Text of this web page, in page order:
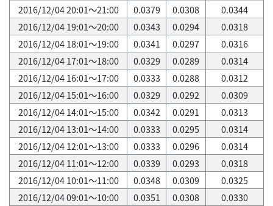
2016/12/04 20:01～21:00
0.0379 0.0308
0.0344
2016/12/04 19:01～20:00
0.0343 0.0294
0.0318
2016/12/04 18:01～19:00
0.0341 0.0297
0.0316
2016/12/04 17:01～18:00
0.0329 0.0289
0.0314
2016/12/04 16:01～17:00
0.0333 0.0288
0.0312
2016/12/04 15:01～16:00
0.0329 0.0292
0.0309
2016/12/04 14:01～15:00
0.0342 0.0291
0.0313
2016/12/04 13:01～14:00
0.0333 0.0295
0.0314
2016/12/04 12:01～13:00
0.0333 0.0296
0.0314
2016/12/04 11:01～12:00
0.0339 0.0293
0.0318
2016/12/04 10:01～11:00
0.0348 0.0309
0.0325
2016/12/04 09:01～10:00
0.0351 0.0308
0.0330